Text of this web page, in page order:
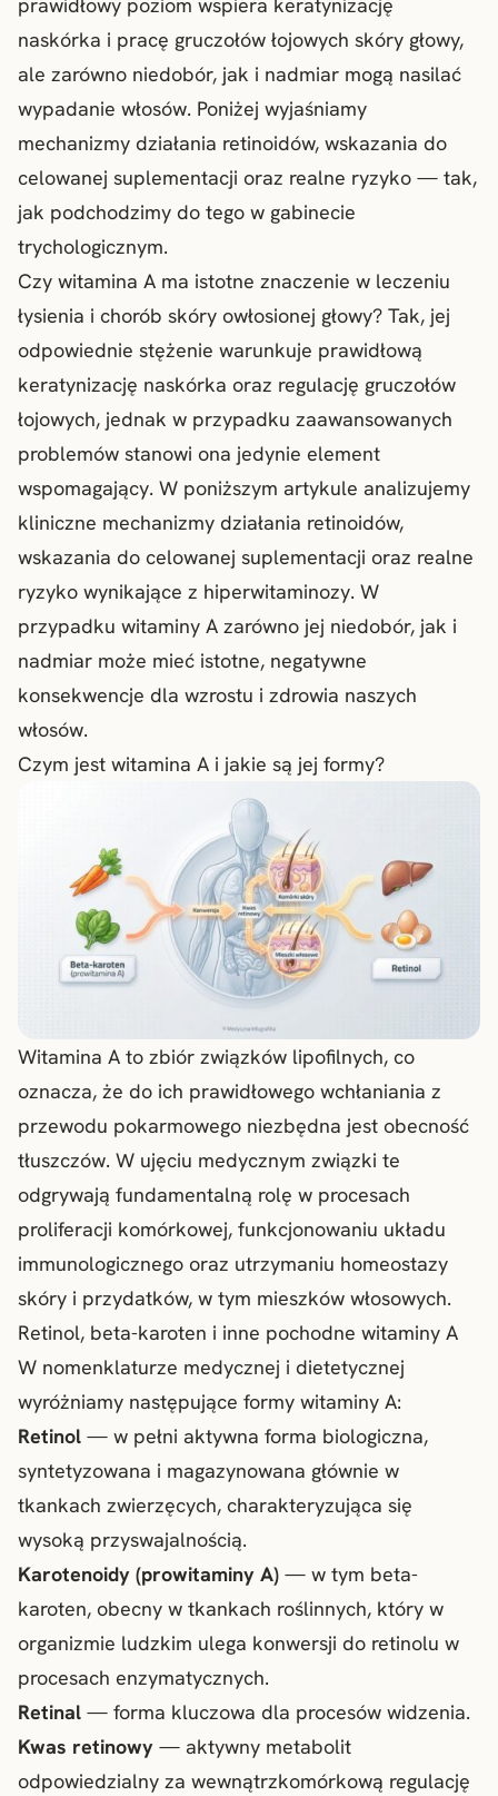
prawidłowy poziom wspiera keratynizację
naskórka i pracę gruczołów łojowych skóry głowy,
ale zarówno niedobór, jak i nadmiar mogą nasilać
wypadanie włosów. Poniżej wyjaśniamy
mechanizmy działania retinoidów, wskazania do
celowanej suplementacji oraz realne ryzyko — tak,
jak podchodzimy do tego w gabinecie
trychologicznym.
Czy witamina A ma istotne znaczenie w leczeniu
łysienia i chorób skóry owłosionej głowy? Tak, jej
odpowiednie stężenie warunkuje prawidłową
keratynizację naskórka oraz regulację gruczołów
łojowych, jednak w przypadku zaawansowanych
problemów stanowi ona jedynie element
wspomagający. W poniższym artykule analizujemy
kliniczne mechanizmy działania retinoidów,
wskazania do celowanej suplementacji oraz realne
ryzyko wynikające z hiperwitaminozy. W
przypadku witaminy A zarówno jej niedobór, jak i
nadmiar może mieć istotne, negatywne
konsekwencje dla wzrostu i zdrowia naszych
włosów.
Czym jest witamina A i jakie są jej formy?
Witamina A to zbiór związków lipofilnych, co
oznacza, że do ich prawidłowego wchłaniania z
przewodu pokarmowego niezbędna jest obecność
tłuszczów. W ujęciu medycznym związki te
odgrywają fundamentalną rolę w procesach
proliferacji komórkowej, funkcjonowaniu układu
immunologicznego oraz utrzymaniu homeostazy
skóry i przydatków, w tym mieszków włosowych.
Retinol, beta-karoten i inne pochodne witaminy A
W nomenklaturze medycznej i dietetycznej
wyróżniamy następujące formy witaminy A:
Retinol — w pełni aktywna forma biologiczna,
syntetyzowana i magazynowana głównie w
tkankach zwierzęcych, charakteryzująca się
wysoką przyswajalnością.
Karotenoidy (prowitaminy A) — w tym beta-
karoten, obecny w tkankach roślinnych, który w
organizmie ludzkim ulega konwersji do retinolu w
procesach enzymatycznych.
Retinal — forma kluczowa dla procesów widzenia.
Kwas retinowy — aktywny metabolit
odpowiedzialny za wewnątrzkomórkową regulację